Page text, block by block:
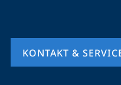
KONTAKT &